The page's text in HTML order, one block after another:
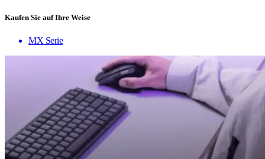
Kaufen Sie auf Ihre Weise
MX Serie